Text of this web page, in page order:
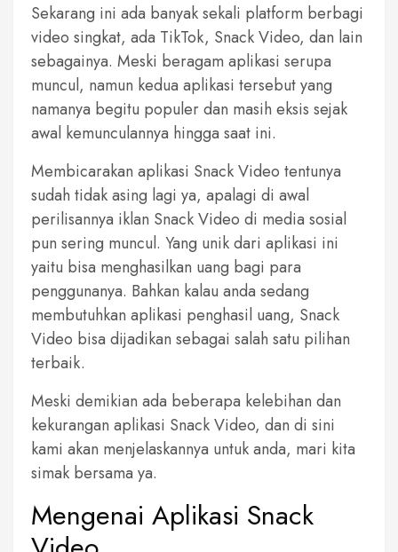
Sekarang ini ada banyak sekali platform berbagi
video singkat, ada TikTok, Snack Video, dan lain
sebagainya. Meski beragam aplikasi serupa
muncul, namun kedua aplikasi tersebut yang
namanya begitu populer dan masih eksis sejak
awal kemunculannya hingga saat ini.
Membicarakan aplikasi Snack Video tentunya
sudah tidak asing lagi ya, apalagi di awal
perilisannya iklan Snack Video di media sosial
pun sering muncul. Yang unik dari aplikasi ini
yaitu bisa menghasilkan uang bagi para
penggunanya. Bahkan kalau anda sedang
membutuhkan aplikasi penghasil uang, Snack
Video bisa dijadikan sebagai salah satu pilihan
terbaik.
Meski demikian ada beberapa kelebihan dan
kekurangan aplikasi Snack Video, dan di sini
kami akan menjelaskannya untuk anda, mari kita
simak bersama ya.
Mengenai Aplikasi Snack